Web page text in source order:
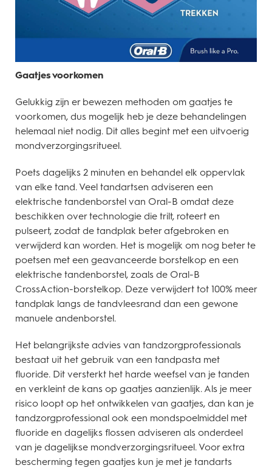
Gaatjes voorkomen
Gelukkig zijn er bewezen methoden om gaatjes te
voorkomen, dus mogelijk heb je deze behandelingen
helemaal niet nodig. Dit alles begint met een uitvoerig
mondverzorgingsritueel.
Poets dagelijks 2 minuten en behandel elk oppervlak
van elke tand. Veel tandartsen adviseren een
elektrische tandenborstel van Oral-B omdat deze
beschikken over technologie die trilt, roteert en
pulseert, zodat de tandplak beter afgebroken en
verwijderd kan worden. Het is mogelijk om nog beter te
poetsen met een geavanceerde borstelkop en een
elektrische tandenborstel, zoals de Oral-B
CrossAction-borstelkop. Deze verwijdert tot 100% meer
tandplak langs de tandvleesrand dan een gewone
manuele andenborstel.
Het belangrijkste advies van tandzorgprofessionals
bestaat uit het gebruik van een tandpasta met
fluoride. Dit versterkt het harde weefsel van je tanden
en verkleint de kans op gaatjes aanzienlijk. Als je meer
risico loopt op het ontwikkelen van gaatjes, dan kan je
tandzorgprofessional ook een mondspoelmiddel met
fluoride en dagelijks flossen adviseren als onderdeel
van je dagelijkse mondverzorgingsritueel. Voor extra
bescherming tegen gaatjes kun je met je tandarts